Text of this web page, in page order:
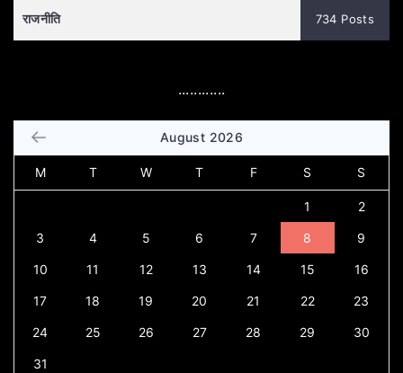
राजनीति 734 Posts
............
August 2026
M T W T F S S
1 2
3 4 5 6 7 8 9
10 11 12 13 14 15 16
17 18 19 20 21 22 23
24 25 26 27 28 29 30
31